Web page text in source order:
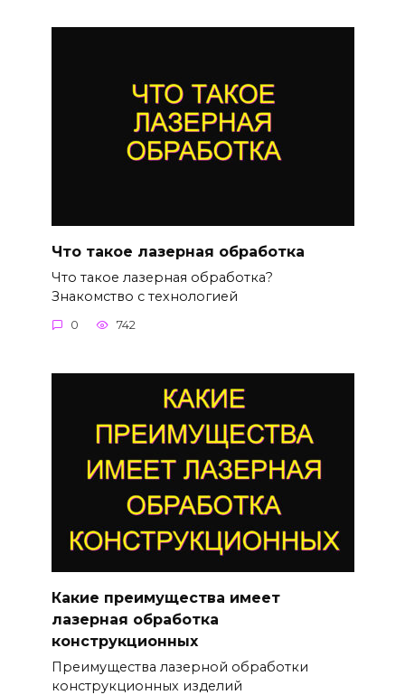
Что такое лазерная обработка
Что такое лазерная обработка?
Знакомство с технологией
0 742
Какие преимущества имеет
лазерная обработка
конструкционных
Преимущества лазерной обработки
конструкционных изделий